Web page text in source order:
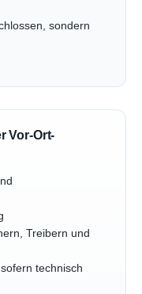
sondern
Vor-Ort-
Treibern und
technisch